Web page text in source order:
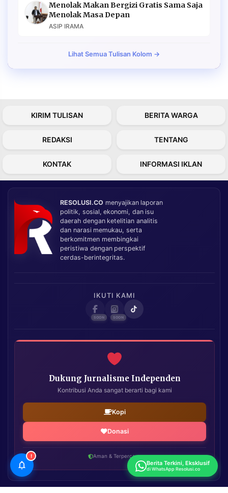
Menolak Makan Bergizi Gratis Sama Saja
Menolak Masa Depan
ASIP IRAMA
Lihat Semua Tulisan Kolom →
KIRIM TULISAN BERITA WARGA
REDAKSI TENTANG
KONTAK INFORMASI IKLAN
RESOLUSI.CO menyajikan laporan
politik, sosial, ekonomi, dan isu
daerah dengan ketelitian analitis
dan narasi memukau, serta
berkomitmen membingkai
peristiwa dengan perspektif
cerdas-berintegritas.
IKUTI KAMI
Dukung Jurnalisme Independen
Kontribusi Anda sangat berarti bagi kami
Kopi
Donasi
Aman & Terpercaya
!
Berita Terkini, Eksklusif
di WhatsApp Resolusi.co